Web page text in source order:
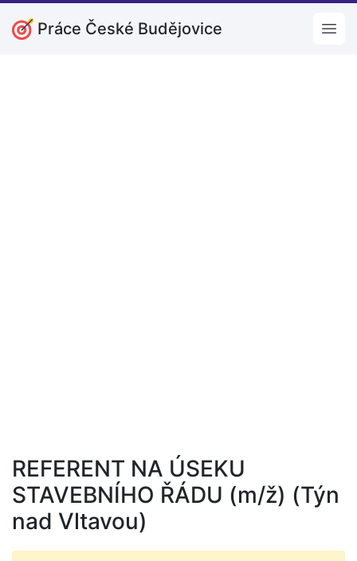
Práce České Budějovice
REFERENT NA ÚSEKU
STAVEBNÍHO ŘÁDU (m/ž) (Týn
nad Vltavou)